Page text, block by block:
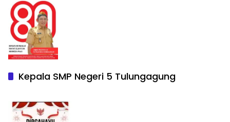
Kepala SMP Negeri 5 Tulungagung